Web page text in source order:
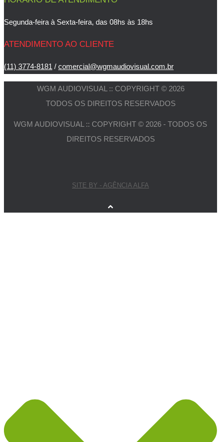
Segunda-feira à Sexta-feira, das 08hs às 18hs
ATENDIMENTO AO CLIENTE
(11) 3774-8181 / comercial@wgmaudiovisual.com.br
WGM AUDIOVISUAL :: COPYRIGHT © 2026
TODOS OS DIREITOS RESERVADOS
WGM AUDIOVISUAL :: COPYRIGHT © 2026 - TODOS OS
DIREITOS RESERVADOS
SITE BY - AGÊNCIA ALFA